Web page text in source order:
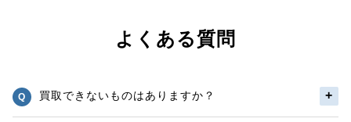
よくある質問
買取できないものはありますか？